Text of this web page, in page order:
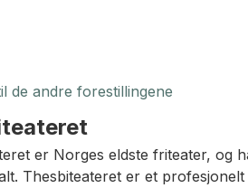
de andre forestillingene
er Norges eldste friteater, og
Thesbiteateret er et